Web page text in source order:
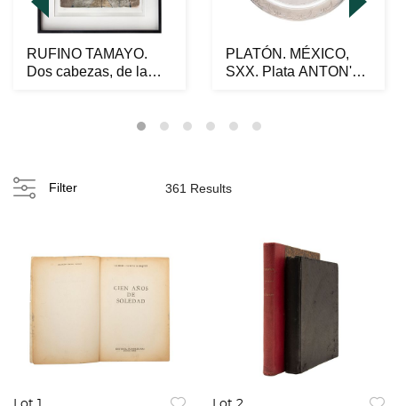
RUFINO TAMAYO.
Dos cabezas, de la
PLATÓN. MÉXICO,
SXX. Plata ANTON'S
Filter 361 Results